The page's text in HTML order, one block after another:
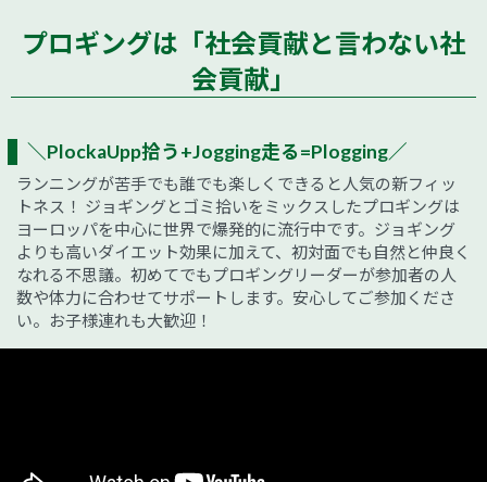
プロギングは「社会貢献と言わない社
会貢献」
＼PlockaUpp拾う+Jogging走る=Plogging／
ランニングが苦手でも誰でも楽しくできると人気の新フィッ
トネス！ ジョギングとゴミ拾いをミックスしたプロギングは
ヨーロッパを中心に世界で爆発的に流行中です。ジョギング
よりも高いダイエット効果に加えて、初対面でも自然と仲良く
なれる不思議。初めてでもプロギングリーダーが参加者の人
数や体力に合わせてサポートします。安心してご参加くださ
い。お子様連れも大歓迎！